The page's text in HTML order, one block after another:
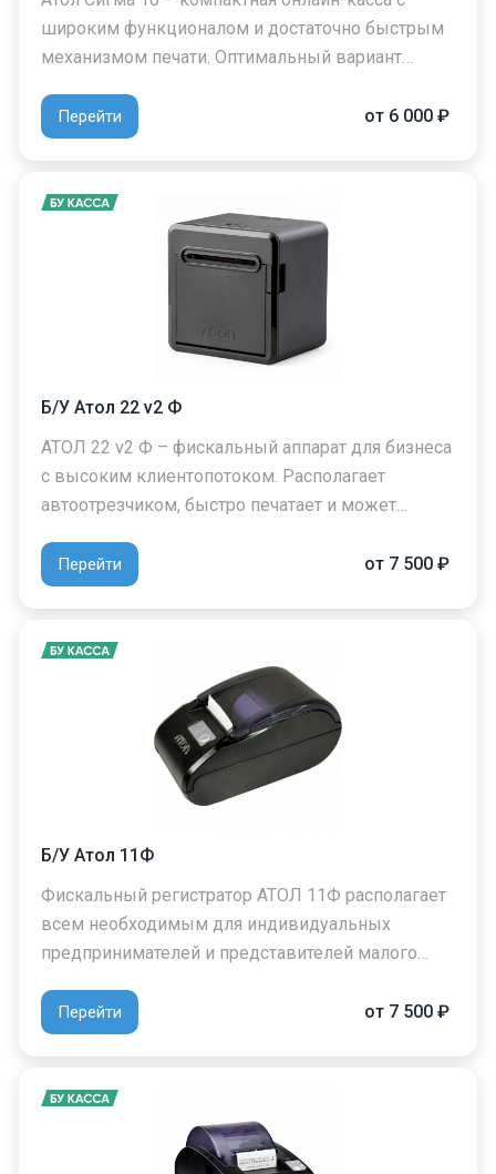
широким функционалом и достаточно быстрым
механизмом печати. Оптимальный вариант…
Перейти от 6 000 ₽
Б/У Атол 22 v2 Ф
АТОЛ 22 v2 Ф – фискальный аппарат для бизнеса
с высоким клиентопотоком. Располагает
автоотрезчиком, быстро печатает и может…
Перейти от 7 500 ₽
Б/У Атол 11Ф
Фискальный регистратор АТОЛ 11Ф располагает
всем необходимым для индивидуальных
предпринимателей и представителей малого…
Перейти от 7 500 ₽